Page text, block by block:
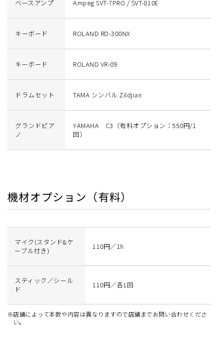
ベースアンプ Ampeg SVT-7PRO / SVT-810E
キーボード ROLAND RD-300NX
キーボード ROLAND VR-09
ドラムセット TAMA シンバル Zildjian
グランドピア
ノ
YAMAHA C3（有料オプション：550円/1
回）
機材オプション（有料）
マイク(スタンド&ケ
ーブル付き)
110円／1h
スティック／シール
ド
110円／各1回
※店舗によって本数や内容は異なりますので店舗までお問い合わせくださ
い。